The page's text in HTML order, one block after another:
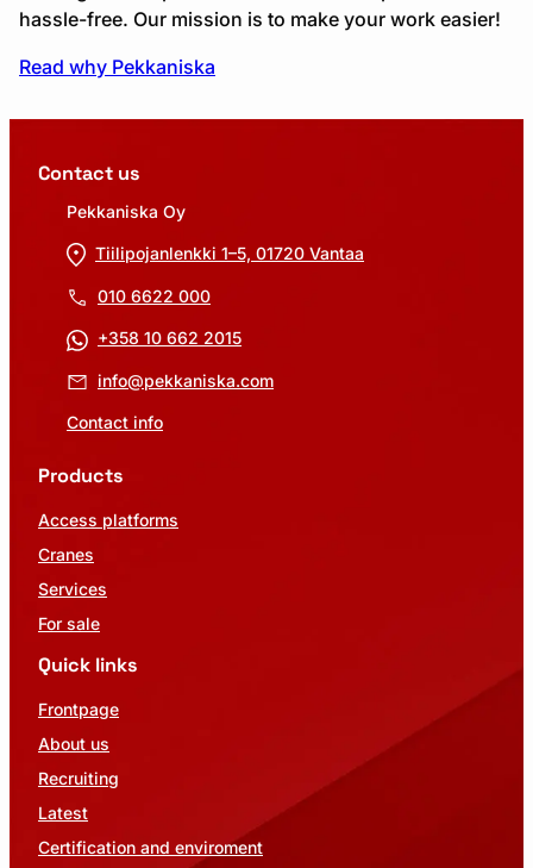
hassle-free. Our mission is to make your work easier!
Read why Pekkaniska
Contact us
Pekkaniska Oy
Tiilipojanlenkki 1–5, 01720 Vantaa
010 6622 000
+358 10 662 2015
info@pekkaniska.com
Contact info
Products
Access platforms
Cranes
Services
For sale
Quick links
Frontpage
About us
Recruiting
Latest
Certification and enviroment